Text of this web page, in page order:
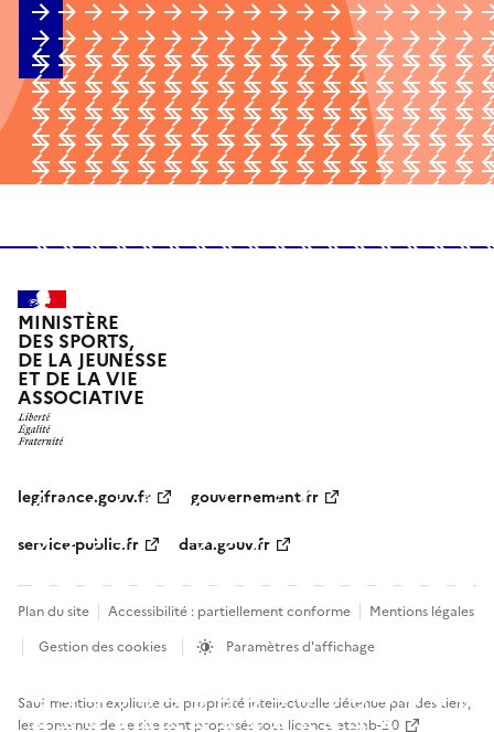
MINISTÈRE
DES SPORTS,
DE LA JEUNESSE
ET DE LA VIE
ASSOCIATIVE
legifrance.gouv.fr gouvernement.fr
service-public.fr data.gouv.fr
Plan du site Accessibilité : partiellement conforme
Mentions légales
Gestion des cookies
Paramètres d'affichage
Sauf mention explicite de propriété intellectuelle détenue par des tiers,
les contenus de ce site sont proposés sous licence etalab-2.0